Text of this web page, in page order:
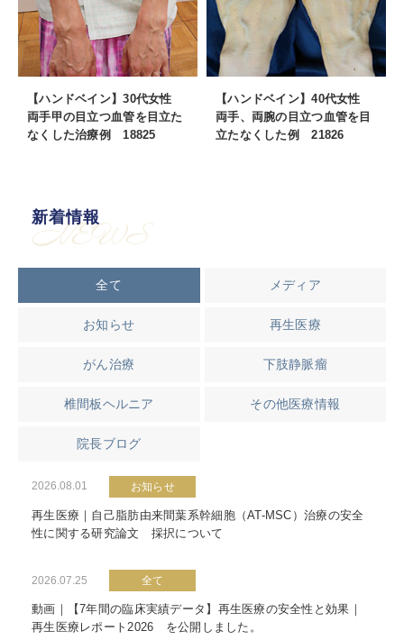
【ハンドベイン】30代女性
両手甲の目立つ血管を目立た
なくした治療例 18825
【ハンドベイン】40代女性
両手、両腕の目立つ血管を目
立たなくした例 21826
新着情報
NEWS
全て メディア
お知らせ 再生医療
がん治療 下肢静脈瘤
椎間板ヘルニア その他医療情報
院長ブログ
2026.08.01 お知らせ
再生医療｜自己脂肪由来間葉系幹細胞（AT-MSC）治療の安全
性に関する研究論文 採択について
2026.07.25 全て
動画｜【7年間の臨床実績データ】再生医療の安全性と効果｜
再生医療レポート2026 を公開しました。